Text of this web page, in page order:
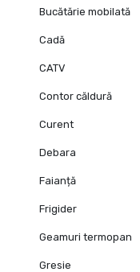
Bucătărie mobilată
Cadă
CATV
Contor căldură
Curent
Debara
Faianță
Frigider
Geamuri termopan
Gresie